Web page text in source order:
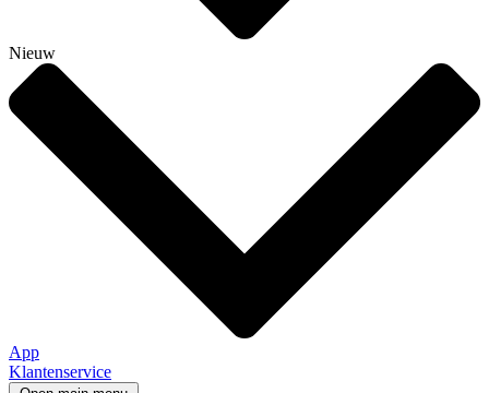
Nieuw
App
Klantenservice